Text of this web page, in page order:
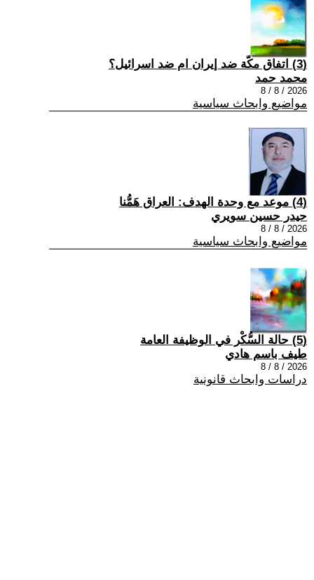
(3) اتفاق مكّة ضد إيران ام ضد اسرائيل؟
محمد حمد
2026 / 8 / 8
مواضيع وابحاث سياسية
(4) موعد مع وحدة الهدف: العراق هَمُّنا
حيدر حسين سويري
2026 / 8 / 8
مواضيع وابحاث سياسية
(5) حالة السُّكْر في الوظيفة العامة
طيف باسم هادي
2026 / 8 / 8
دراسات وابحاث قانونية